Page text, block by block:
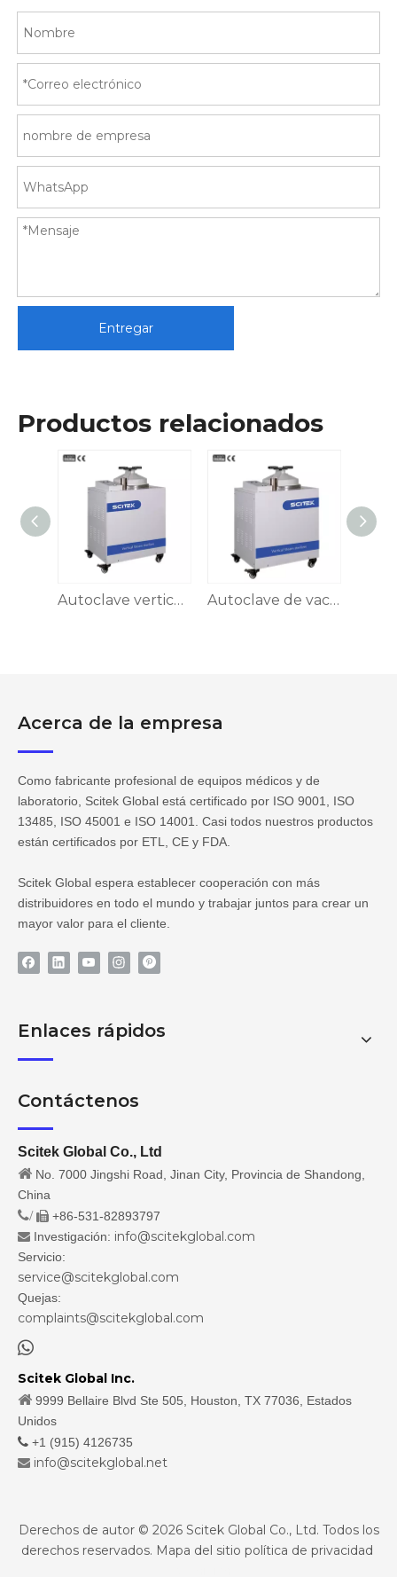
Entregar
Productos relacionados
Autoclave vertical automático 50/80/100/120/150L Autoclave de vacío de pulso vertical 50/80/100/120/150L
Acerca de la empresa
Como fabricante profesional de equipos médicos y de
laboratorio, Scitek Global está certificado por ISO 9001, ISO
13485, ISO 45001 e ISO 14001. Casi todos nuestros productos
están certificados por ETL, CE y FDA.
Scitek Global espera establecer cooperación con más
distribuidores en todo el mundo y trabajar juntos para crear un
mayor valor para el cliente.
Enlaces rápidos
Contáctenos
Scitek Global Co., Ltd
 No. 7000 Jingshi Road, Jinan City, Provincia de Shandong,
China
/  +86-531-82893797
 Investigación: info@scitekglobal.com
Servicio:
service@scitekglobal.com
Quejas:
complaints@scitekglobal.com

Scitek Global Inc.
 9999 Bellaire Blvd Ste 505, Houston, TX 77036, Estados
Unidos
 +1 (915) 4126735
 info@scitekglobal.net
Derechos de autor © 2026Scitek Global Co., Ltd. Todos los
derechos reservados. Mapa del sitio política de privacidad